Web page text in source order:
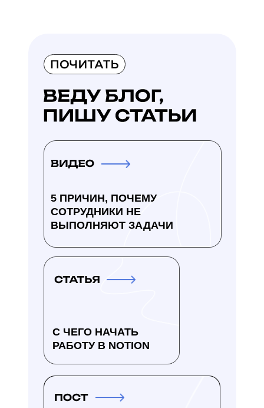
5 ПРИЧИН, ПОЧЕМУ
СОТРУДНИКИ НЕ
ВЫПОЛНЯЮТ ЗАДАЧИ
С ЧЕГО НАЧАТЬ
РАБОТУ В NOTION